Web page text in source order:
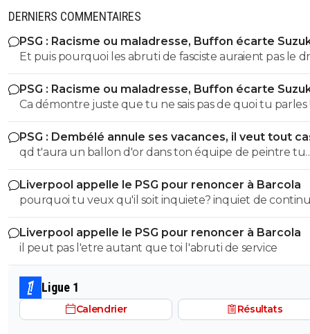
DERNIERS COMMENTAIRES
PSG : Racisme ou maladresse, Buffon écarte
Et puis pourquoi les abruti de fasciste auraient pas le
s'exprimer? Toi t'es un gros débile qui sait pas faire la
différence entre nazisme et fascisme, t'a bien le droit de
t'exprimer lol Tous les abrutis et idiots ont le droit de
s'exprimer lol
PSG : Racisme ou maladresse, Buffon écarte
Ca démontre juste que tu ne sais pas de quoi tu parles !!
etre sacrément débile pour confondre nazisme et
T'a meme pas le niveau en histoire d'un collégien...
partir de là tes idées politiques on s'en tape Quand on sait pas
faire la différence entre le nazisme et le fascisme
parle pas de politique vu qu'on est un putain d'ignare ! Merci
de démontrer encore une fois que l'électeur LFI est
abruti qui connait rien à rien :)
PSG : Dembélé annule ses vacances, il veut tout
qd t'aura un ballon d'or dans ton équipe de peintre tu
pourras la ramener le bouffon de service
Liverpool appelle le PSG pour renoncer à Barcola
pourquoi tu veux qu'il soit inquiete? inquiet de
gagner des titres avec la meilleure équipe d'europe? SOigne
toi abruti
Liverpool appelle le PSG pour renoncer à Barcola
il peut pas l'etre autant que toi l'abruti de service
Ligue 1
Calendrier Résultats